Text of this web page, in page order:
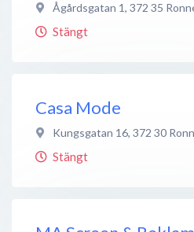
Ågårdsgatan 1, 372 35
Stängt
Casa Mode
Kungsgatan 16, 372 30
Stängt